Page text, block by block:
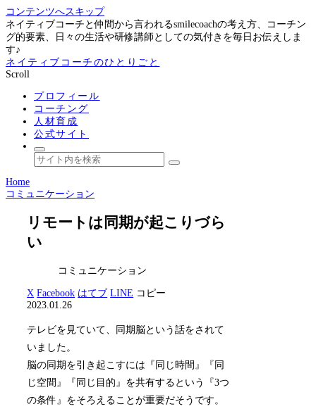
コンテンツへスキップ
ネイティブコーチと仲間から言われるsmilecoachの考え方、コーチン
グ的要素、日々の生活や研修講師としての気付きを毎日お伝えしま
す♪
ネイティブコーチのひとりごと
Scroll
プロフィール
コーチング
人材育成
公式サイト
Home
コミュニケーション
リモートは同期が起こりづら
い
コミュニケーション
X Facebook はてブ LINE コピー
2023.01.26
テレビを見ていて、同期脳という話をされて
いました。
脳の同期を引き起こすには『同じ時間』『同
じ空間』『同じ目的』を共有するという『3つ
の条件』をそろえることが重要だそうです。